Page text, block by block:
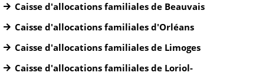
Caisse d'allocations familiales de Beauvais
Caisse d'allocations familiales d'Orléans
Caisse d'allocations familiales de Limoges
Caisse d'allocations familiales de Loriol-